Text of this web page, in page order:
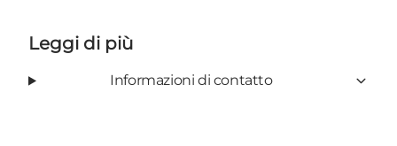
Leggi di più
Informazioni di contatto